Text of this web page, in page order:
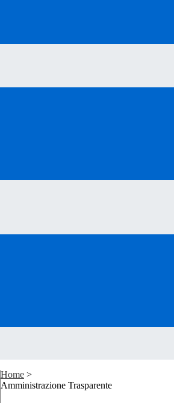
Home >
Amministrazione Trasparente